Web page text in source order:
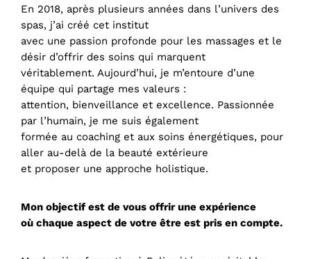
En 2018, après plusieurs années dans l’univers des
spas, j’ai créé cet institut
avec une passion profonde pour les massages et le
désir d’offrir des soins qui marquent
véritablement. Aujourd’hui, je m’entoure d’une
équipe qui partage mes valeurs :
attention, bienveillance et excellence. Passionnée
par l’humain, je me suis également
formée au coaching et aux soins énergétiques, pour
aller au-delà de la beauté extérieure
et proposer une approche holistique.
Mon objectif est de vous offrir une expérience
où chaque aspect de votre être est pris en compte.